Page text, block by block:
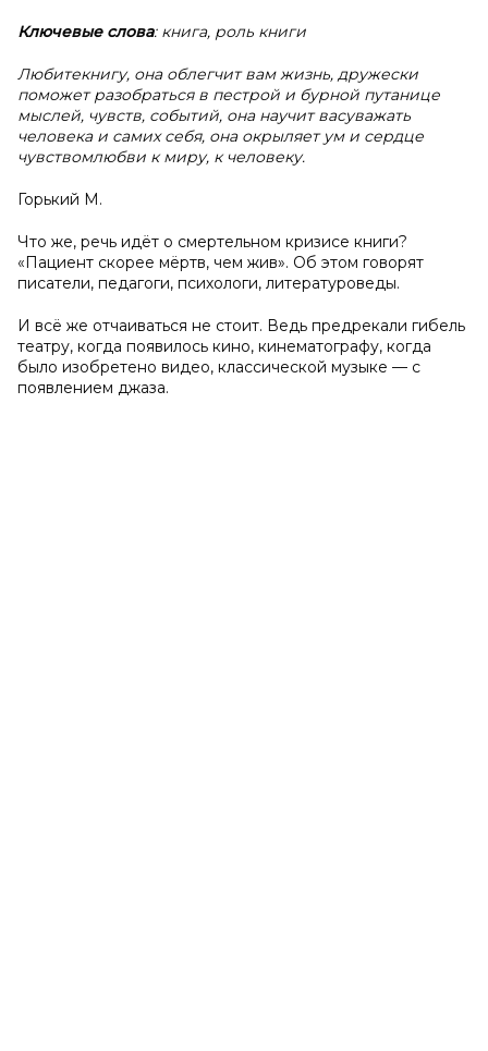
Ключевые слова: книга, роль книги
Любитекнигу, она облегчит вам жизнь, дружески
поможет разобраться в пестрой и бурной путанице
мыслей, чувств, событий, она научит васуважать
человека и самих себя, она окрыляет ум и сердце
чувствомлюбви к миру, к человеку.
Горький М.
Что же, речь идёт о смертельном кризисе книги?
«Пациент скорее мёртв, чем жив». Об этом говорят
писатели, педагоги, психологи, литературоведы.
И всё же отчаиваться не стоит. Ведь предрекали гибель
театру, когда появилось кино, кинематографу, когда
было изобретено видео, классической музыке — с
появлением джаза.